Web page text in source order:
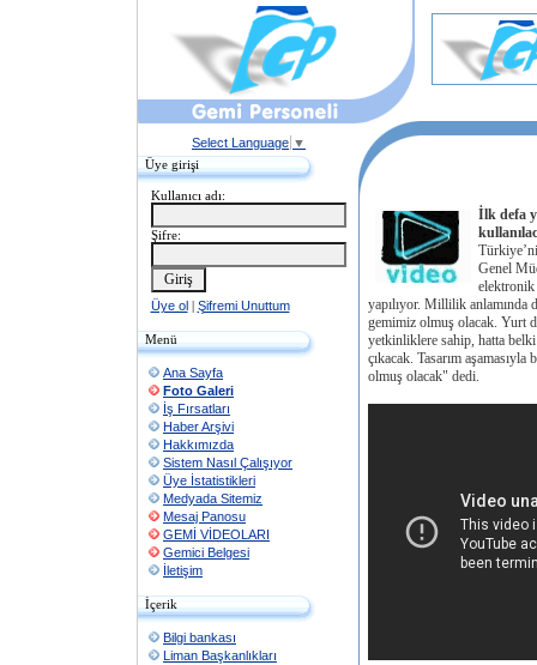
Select Language ▼
Üye girişi
Kullanıcı adı:
Şifre:
Üye ol| Şifremi Unuttum
Menü
Ana Sayfa
Foto Galeri
İş Fırsatları
Haber Arşivi
Hakkımızda
Sistem Nasıl Çalışıyor
Üye İstatistikleri
Medyada Sitemiz
Mesaj Panosu
GEMİ VİDEOLARI
Gemici Belgesi
İletişim
İçerik
Bilgi bankası
Liman Başkanlıkları
İlk defa
Genel
elektronik
yapılıyor. Millilik anlamında
gemimiz olmuş olacak. Yurt
yetkinliklere sahip, hatta
çıkacak. Tasarım
olmuş olacak" dedi.